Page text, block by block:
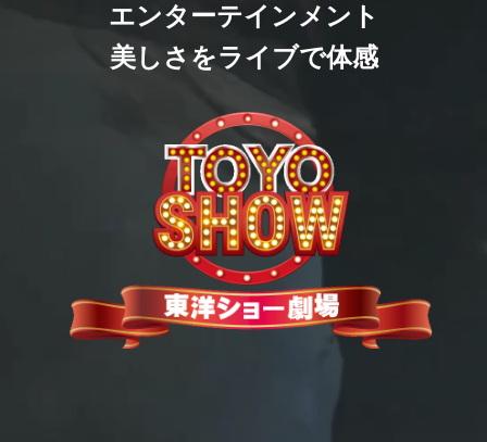
エンターテインメント
美しさをライブで体感
2026.07.31 【4番目出演】樋口みつはちゃん